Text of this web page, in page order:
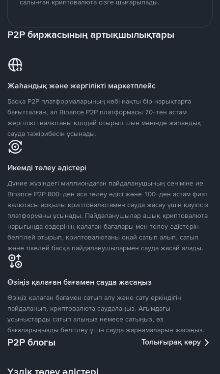
салынған криптовалюта сізге шығарылады.
P2P биржасының артықшылықтары
Жаһандық және жергілікті маркетплейс
Басқа P2P платформаларының көбі нақты бір нарықтарға
бағытталған, ал Binance P2P платформасы 70-тен астам
жергілікті валютаны қолдай отырып шын мәнінде жаһандық
сауда тәжірибесін ұсынады.
Икемді төлеу әдістері
Дүние жүзіндегі миллиондаған пайдаланушының сеніміне ие
Binance P2P 800-ден аса төлеу әдісі және 100-ден астам фиат
валютасы арқылы криптовалютамен сауда жасау үшін қауіпсіз
платформаны ұсынады. Пайдаланушылар ашық криптовалюта
нарығында өздерінің қалаған бағалары мен төлеу әдістерін
белгілей отырып, криптовалютаны оңай сатып алып, сатып
және тікелей басқа пайдаланушылармен сауда жасай алады.
Өзіңіз қалаған бағамен сауда жасаңыз
Өзіңіз қалаған бағамен сатып алу және сату еркіндігін
пайдаланып, криптовалюта саудалаңыз. Ағымдағы
ұсыныстарды сатып алыңыз немесе сатыңыз, өз
бағаларыңызды белгілеу үшін сауда жарнамаларын жасаңыз.
P2P блогы Толығырақ көру